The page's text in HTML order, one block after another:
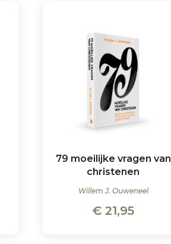
79 moeilijke vragen van
christenen
Willem J. Ouweneel
€ 21,95